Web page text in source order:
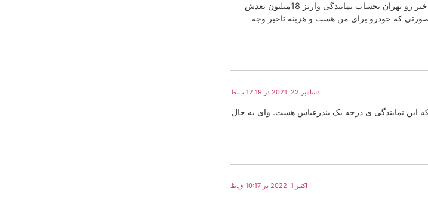
منم از همین موندم. ماشینم کارتکس بود با یکسال تاخیر بهم دادن هزینه تاخیر رو تهران بحساب نمایندگی واریز 18میلیون بعدش
که خودرو برای من هست و هزبنه تاخیر وجه
دسامبر 22, 2021 در 12:19 ب.ظ
این نمایندگی ی درجه یک بندرعباس هست. وای به حال
اکتبر 1, 2022 در 10:17 ق.ظ